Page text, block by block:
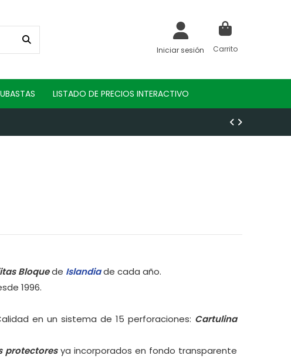
Iniciar sesión Carrito
LISTADO DE PRECIOS INTERACTIVO
Bloquede Islandiade cada año.
1996.
en un sistema de 15 perforaciones: Cartulina
protectoresya incorporados en fondo transparente